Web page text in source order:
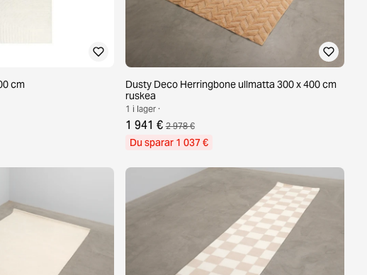
cm
Dusty Deco Herringbone ullmatta 300 x 400 cm
ruskea
1 i lager ·
1 941 € 2 978 €
Du sparar 1 037 €